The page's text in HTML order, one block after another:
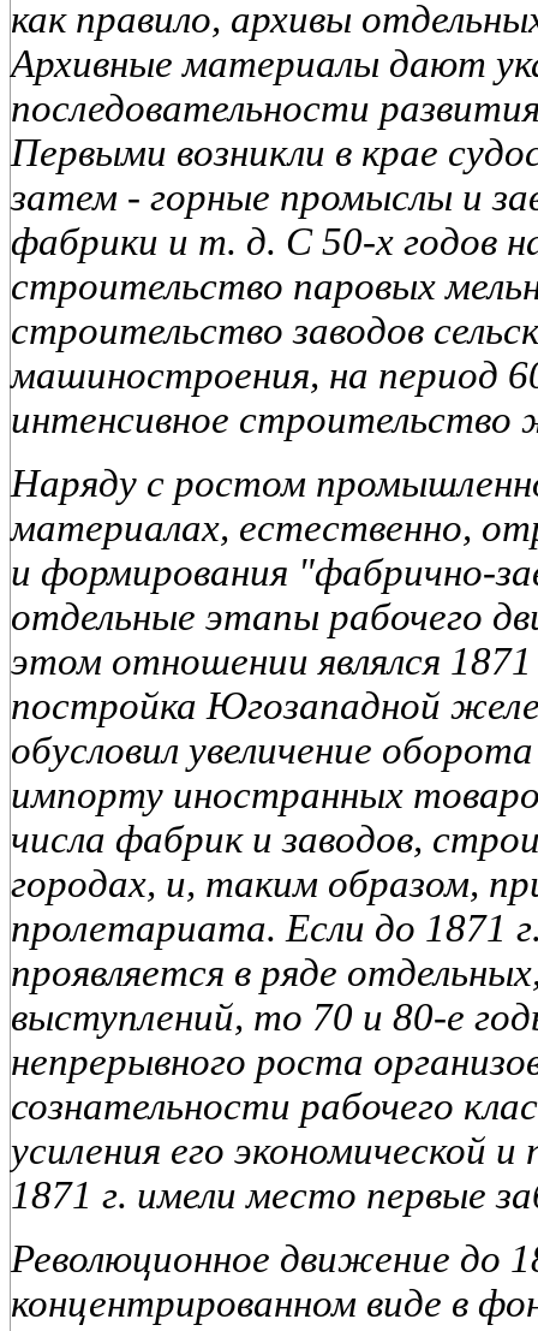
как правило, архивы
Архивные материалы дают
последовательности
Первыми возникли в крае
затем - горные промыслы и
фабрики и т. д. С 50-х годов
строительство паровых
строительство заводов
машиностроения, на период
интенсивное строительство
Наряду с ростом
материалах, естественно,
и формирования "фабрично-
отдельные этапы рабочего
этом отношении являлся 1871
постройка Югозападной
обусловил увеличение
импорту иностранных
числа фабрик и заводов,
городах, и, таким образом,
пролетариата. Если до 1871
проявляется в ряде
выступлений, то 70 и 80-е
непрерывного роста
сознательности рабочего
усиления его экономической
1871 г. имели место первые
Революционное движение до
концентрированном виде в